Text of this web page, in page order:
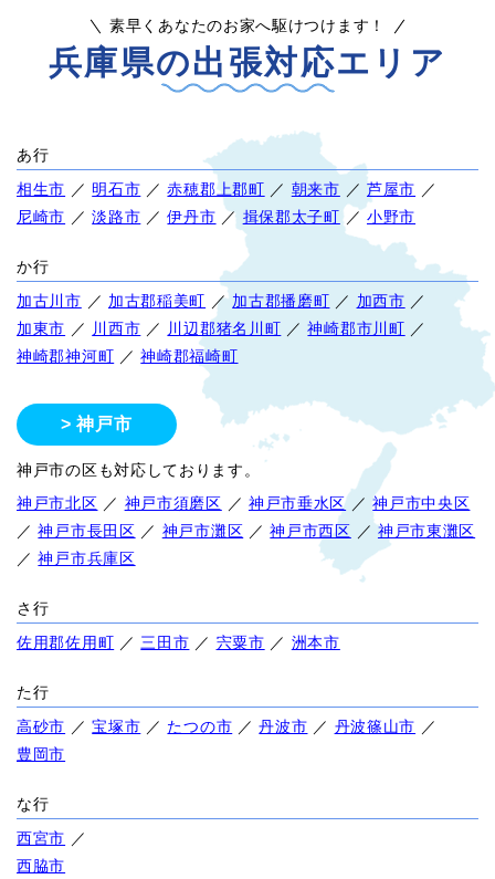
素早くあなたのお家へ駆けつけます！
兵庫県の出張対応エリア
あ行
相生市 ／ 明石市 ／赤穂郡上郡町 ／ 朝来市 ／ 芦屋市 ／
尼崎市 ／淡路市 ／伊丹市 ／ 揖保郡太子町 ／ 小野市
か行
加古川市 ／ 加古郡稲美町 ／ 加古郡播磨町 ／ 加西市 ／
加東市 ／ 川西市 ／ 川辺郡猪名川町 ／神崎郡市川町 ／
神崎郡神河町 ／神崎郡福崎町
神戸市
神戸市の区も対応しております。
神戸市北区 ／ 神戸市須磨区 ／ 神戸市垂水区 ／神戸市中央区
／神戸市長田区 ／ 神戸市灘区 ／神戸市西区 ／ 神戸市東灘区
／神戸市兵庫区
さ行
佐用郡佐用町 ／三田市 ／ 宍粟市 ／ 洲本市
た行
高砂市 ／宝塚市 ／ たつの市 ／丹波市 ／ 丹波篠山市 ／
豊岡市
な行
西宮市 ／
西脇市